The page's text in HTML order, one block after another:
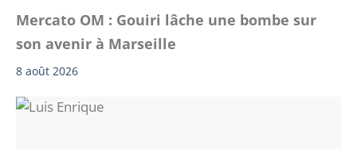
Mercato OM : Gouiri lâche une bombe sur
son avenir à Marseille
8 août 2026